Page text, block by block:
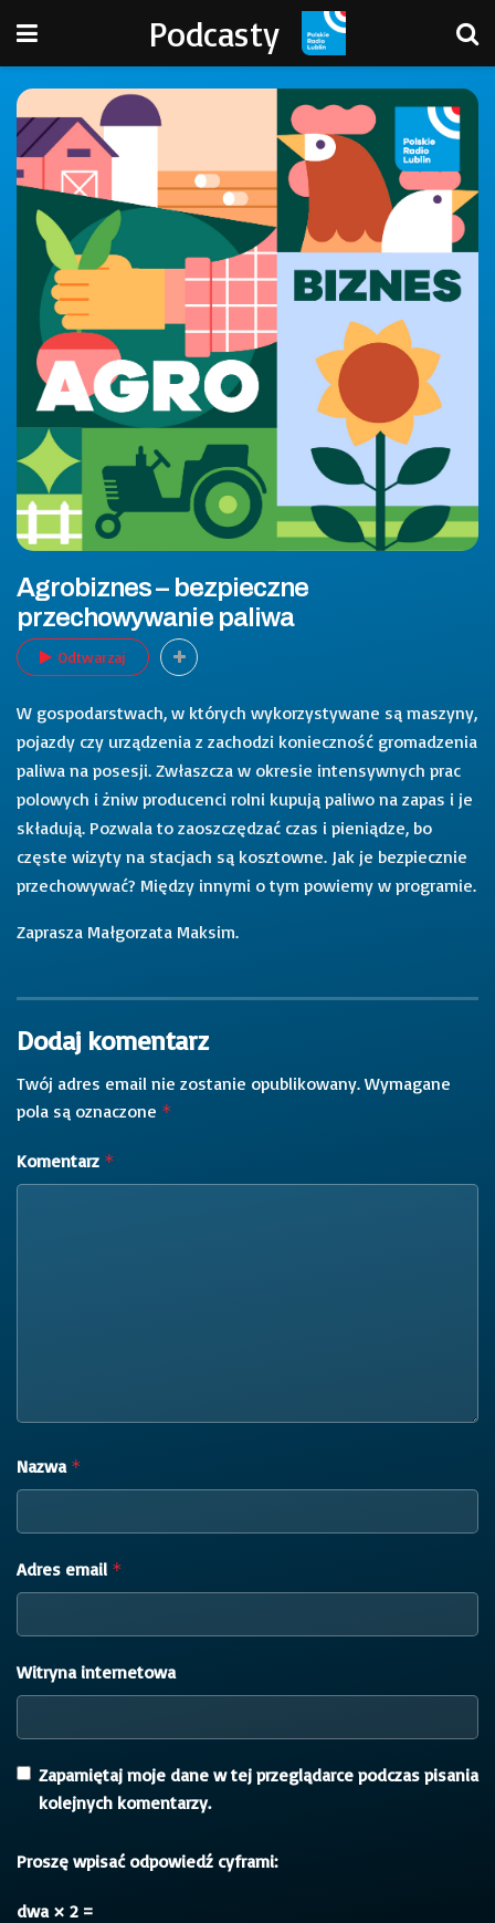
Podcasty
Agrobiznes – bezpieczne
przechowywanie paliwa
Odtwarzaj
W gospodarstwach, w których wykorzystywane są maszyny,
pojazdy czy urządzenia z zachodzi konieczność gromadzenia
paliwa na posesji. Zwłaszcza w okresie intensywnych prac
polowych i żniw producenci rolni kupują paliwo na zapas i je
składują. Pozwala to zaoszczędzać czas i pieniądze, bo
częste wizyty na stacjach są kosztowne. Jak je bezpiecznie
przechowywać? Między innymi o tym powiemy w programie.
Zaprasza Małgorzata Maksim.
Dodaj komentarz
Twój adres email nie zostanie opublikowany. Wymagane
pola są oznaczone *
Komentarz *
Nazwa *
Adres email *
Witryna internetowa
Zapamiętaj moje dane w tej przeglądarce podczas pisania
kolejnych komentarzy.
Proszę wpisać odpowiedź cyframi:
dwa × 2 =